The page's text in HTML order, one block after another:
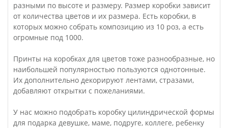
разными по высоте и размеру. Размер коробки зависит
от количества цветов и их размера. Есть коробки, в
которых можно собрать композицию из 10 роз, а есть
огромные под 1000.
Принты на коробках для цветов тоже разнообразные, но
наибольшей популярностью пользуются однотонные.
Их дополнительно декорируют лентами, стразами,
добавляют открытки с пожеланиями.
У нас можно подобрать коробку цилиндрической формы
для подарка девушке, маме, подруге, коллеге, ребенку